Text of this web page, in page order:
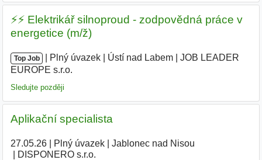
⚡️⚡️ Elektrikář silnoproud - zodpovědná práce v
energetice (m/ž)
Top Job Plný úvazek Ústí nad Labem
JOB LEADER
EUROPE s.r.o.
Sledujte později
Aplikační specialista
27.05.26| Plný úvazek| Jablonec nad Nisou
DISPONERO s.r.o.